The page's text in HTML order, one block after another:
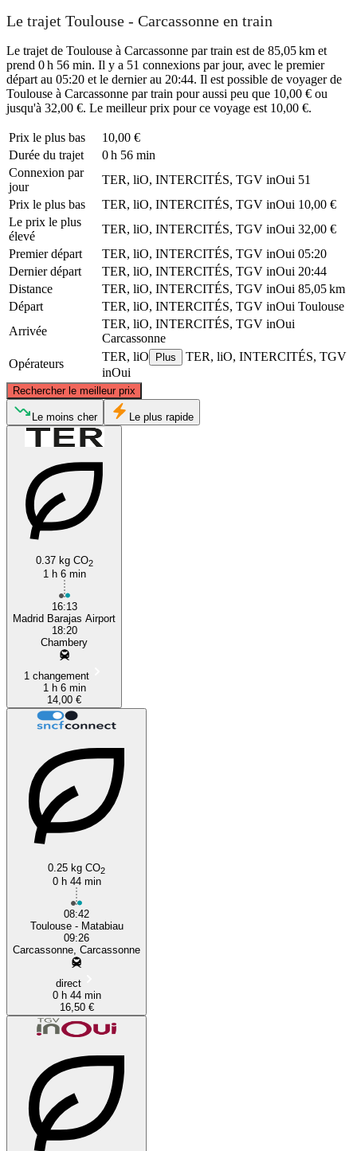
Le trajet Toulouse - Carcassonne en train
Le trajet de Toulouse à Carcassonne par train est de 85,05 km et
prend 0 h 56 min. Il y a 51 connexions par jour, avec le premier
départ au 05:20 et le dernier au 20:44. Il est possible de voyager de
Toulouse à Carcassonne par train pour aussi peu que 10,00 € ou
jusqu'à 32,00 €. Le meilleur prix pour ce voyage est 10,00 €.
Prix ​​le plus bas
10,00 €
Durée du trajet
0 h 56 min
Connexion par
jour
TER, liO, INTERCITÉS, TGV inOui 51
Prix ​​le plus bas
TER, liO, INTERCITÉS, TGV inOui 10,00 €
Le prix le plus
élevé
TER, liO, INTERCITÉS, TGV inOui 32,00 €
Premier départ
TER, liO, INTERCITÉS, TGV inOui 05:20
Dernier départ
TER, liO, INTERCITÉS, TGV inOui 20:44
Distance
TER, liO, INTERCITÉS, TGV inOui 85,05 km
Départ
TER, liO, INTERCITÉS, TGV inOui Toulouse
Arrivée
TER, liO, INTERCITÉS, TGV inOui
Carcassonne
Opérateurs
TER, liO Plus
TER, liO, INTERCITÉS, TGV
inOui
Rechercher le meilleur prix
Toulouse
Le moins cher Le plus rapide
0.37 kg CO2
1 h 6 min
16:13
Madrid Barajas Airport
18:20
Chambery
1 changement
1 h 6 min
14,00 €
0.25 kg CO2
0 h 44 min
08:42
Toulouse - Matabiau
09:26
Carcassonne, Carcassonne
direct
0 h 44 min
16,50 €